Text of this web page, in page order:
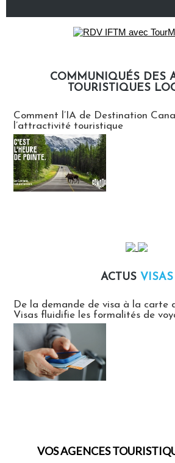
COMMUNIQUÉS DES
TOURISTIQUES
Comment l’IA de Destination
l’attractivité touristique
ACTUS VISAS
De la demande de visa à la carte
Visas fluidifie les formalités de
VOS AGENCES